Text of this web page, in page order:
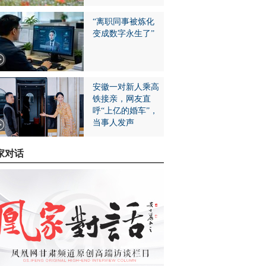
“离职同事被炼化
变成数字永生了”
安徽一对新人乘高
铁接亲，网友直
呼“上亿的婚车”，
当事人发声
对话